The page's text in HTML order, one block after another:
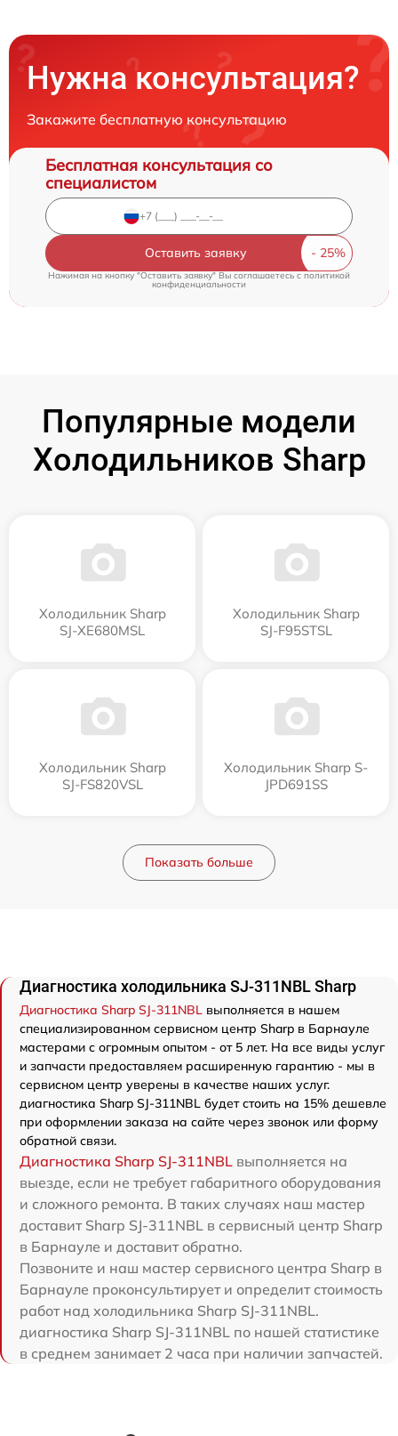
Нужна консультация?
Закажите бесплатную консультацию
Бесплатная консультация со
специалистом
Оставить заявку
Нажимая на кнопку "Оставить заявку" Вы соглашаетесь cполитикой
конфиденциальности
Популярные модели
Холодильников Sharp
Холодильник Sharp
SJ-XE680MSL
Холодильник Sharp
SJ-F95STSL
Холодильник Sharp
SJ-FS820VSL
Холодильник Sharp S-
JPD691SS
Показать больше
Диагностика холодильника SJ-311NBL Sharp
Диагностика Sharp SJ-311NBL выполняется в нашем
специализированном сервисном центр Sharp в Барнауле
мастерами с огромным опытом - от 5 лет. На все виды услуг
и запчасти предоставляем расширенную гарантию - мы в
сервисном центр уверены в качестве наших услуг.
диагностика Sharp SJ-311NBL будет стоить на 15% дешевле
при оформлении заказа на сайте через звонок или форму
обратной связи.
Диагностика Sharp SJ-311NBL выполняется на
выезде, если не требует габаритного оборудования
и сложного ремонта. В таких случаях наш мастер
доставит Sharp SJ-311NBL в сервисный центр Sharp
в Барнауле и доставит обратно.
Позвоните и наш мастер сервисного центра Sharp в
Барнауле проконсультирует и определит стоимость
работ над холодильника Sharp SJ-311NBL.
диагностика Sharp SJ-311NBL по нашей статистике
в среднем занимает 2 часа при наличии запчастей.